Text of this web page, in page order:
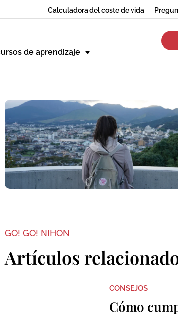
Calculadora del coste de vida
de aprendizaje
GO! GO! NIHON
Artículos
CONSEJOS
Cómo